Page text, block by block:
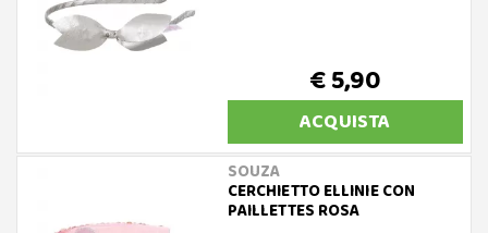
€ 5,90
ACQUISTA
SOUZA
CERCHIETTO ELLINIE CON
PAILLETTES ROSA